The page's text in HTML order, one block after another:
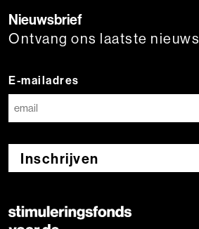
Nieuwsbrief
Ontvang ons laatste nieuws
E-mailadres
Inschrijven